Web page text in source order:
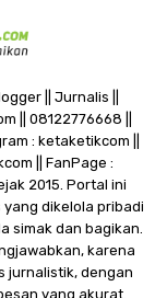
|| Jurnalis ||
|| 08122776668 ||
: ketaketikcom ||
|| FanPage :
2015. Portal ini
dikelola pribadi
simak dan bagikan.
karena
jurnalistik, dengan
yang akurat.